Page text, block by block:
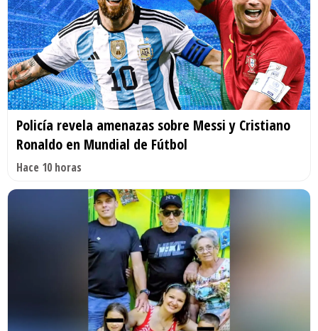
Policía revela amenazas sobre Messi y Cristiano
Ronaldo en Mundial de Fútbol
Hace 10 horas